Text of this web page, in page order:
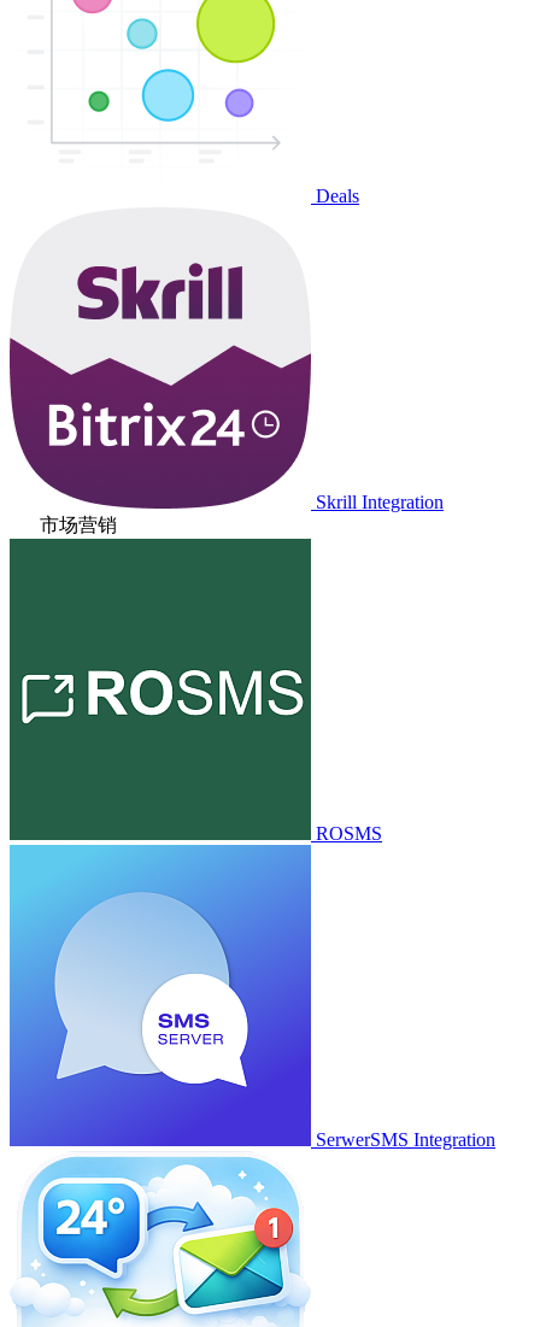
Deals
Skrill Integration
市场营销
ROSMS
SerwerSMS Integration